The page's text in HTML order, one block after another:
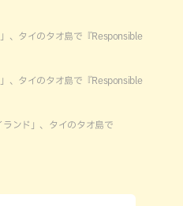
」、タイのタオ島で『Responsible
」、タイのタオ島で『Responsible
ランド」、タイのタオ島で